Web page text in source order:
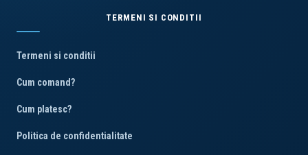
TERMENI SI CONDITII
Termeni si conditii
Cum comand?
Cum platesc?
Politica de confidentialitate